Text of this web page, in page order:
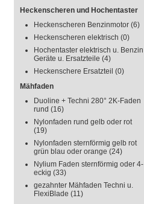
Heckenscheren und Hochentaster
Heckenscheren Benzinmotor (6)
Heckenscheren elektrisch (0)
Hochentaster elektrisch u. Benzin
Geräte u. Ersatzteile (4)
Heckenschere Ersatzteil (0)
Mähfaden
Duoline + Techni 280° 2K-Faden
rund (16)
Nylonfaden rund gelb oder rot
(19)
Nylonfaden sternförmig gelb rot
grün blau oder orange (24)
Nylium Faden sternförmig oder 4-
eckig (33)
gezahnter Mähfaden Techni u.
FlexiBlade (11)